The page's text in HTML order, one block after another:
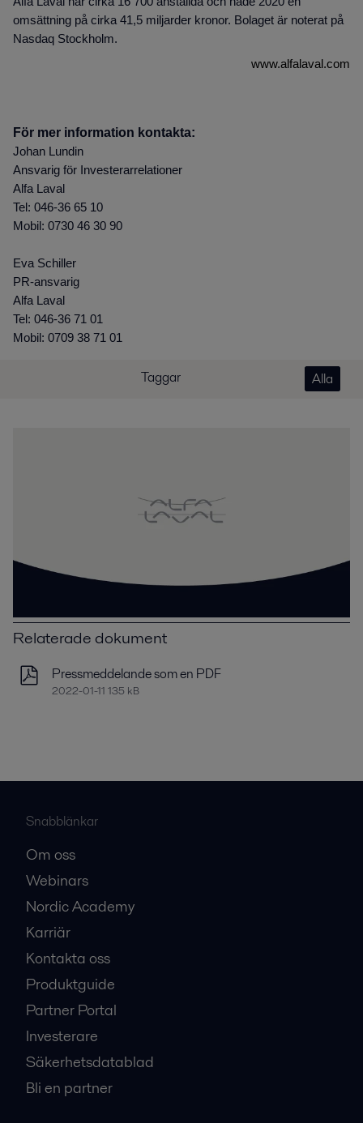
omsättning på cirka 41,5 miljarder kronor. Bolaget är noterat på
Nasdaq Stockholm.
www.alfalaval.com
För mer information kontakta:
Johan Lundin
Ansvarig för Investerarrelationer
Alfa Laval
Tel: 046-36 65 10
Mobil: 0730 46 30 90
Eva Schiller
PR-ansvarig
Alfa Laval
Tel: 046-36 71 01
Mobil: 0709 38 71 01
Taggar Alla
Relaterade dokument
Pressmeddelande som en PDF
2022-01-11 135 kB
Snabblänkar
Om oss
Webinars
Nordic Academy
Karriär
Kontakta oss
Produktguide
Partner Portal
Investerare
Säkerhetsdatablad
Bli en partner